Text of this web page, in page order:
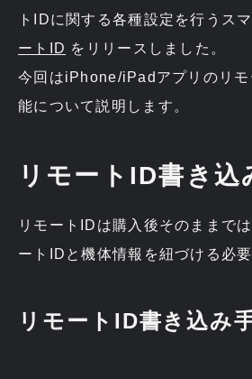
トIDに関する各種設定を行うス
ートID をリリースしました。
今回はiPhone/iPadアプリのリ
能について説明します。
リモートID書き込
リモートIDは購入後そのままで
ートIDと機体情報を紐づける必要
リモートID書き込み